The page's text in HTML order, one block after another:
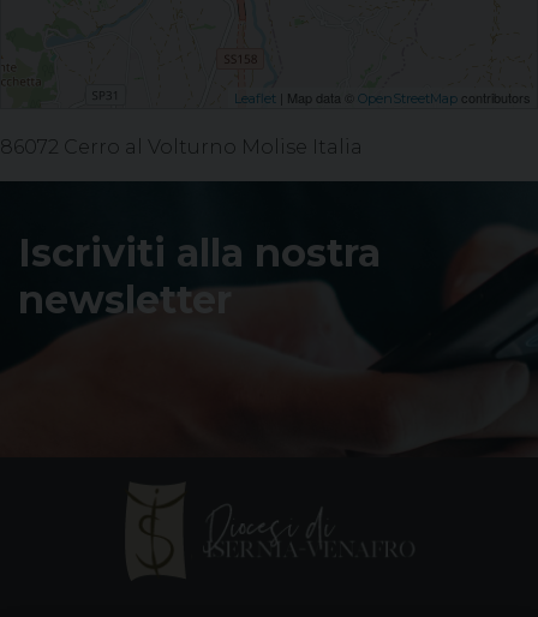
Leaflet | Map data © OpenStreetMap contributors
86072 Cerro al Volturno Molise Italia
Iscriviti alla nostra
newsletter